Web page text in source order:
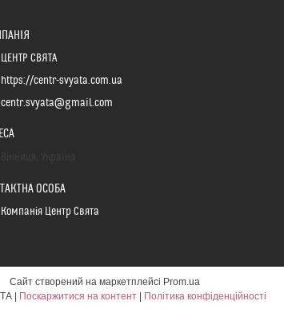
ЦЕНТР СВЯТА
https://centr-svyata.com.ua
centr.svyata@gmail.com
Компанія Центр Свята
Сайт створений на маркетплейсі Prom.ua
ЦЕНТР СВЯТА | Поскаржитися на контент | Політика конфіденційності